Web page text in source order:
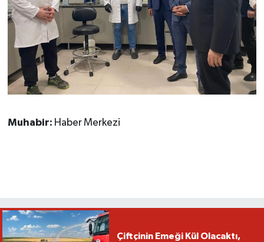
Muhabir: Haber Merkezi
Çiftçinin Emeği Kül Olacaktı,